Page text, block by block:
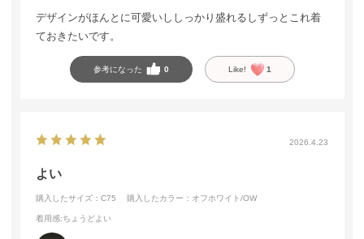
デザインがほんとに可愛いししっかり盛れるしずっとこれ着
ておきたいです。
参考になった 0 Like! 1
2026.4.23
よい
購入したサイズ：C75 購入したカラー：オフホワイト/OW
着用感:ちょうどよい